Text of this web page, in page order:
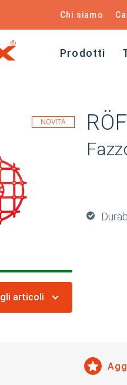
Chi siamo
Prodotti
NOVITÀ
articoli